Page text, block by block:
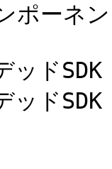
ポーネ
ッド
ッド